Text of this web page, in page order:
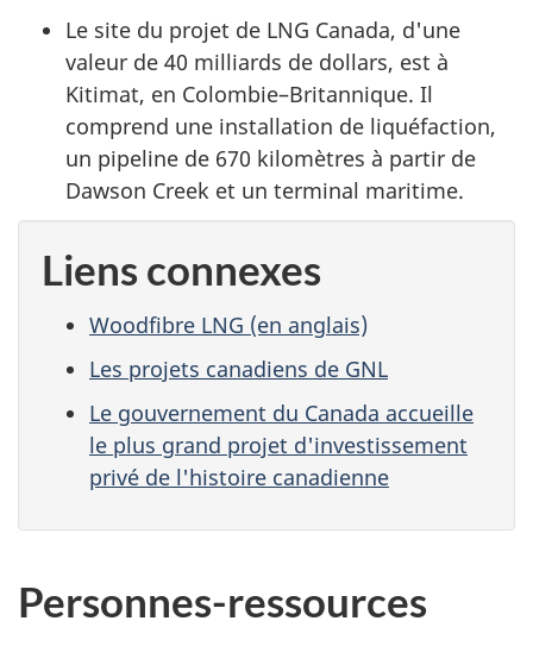
Le site du projet de LNG Canada, d'une
valeur de 40 milliards de dollars, est à
Kitimat, en Colombie–Britannique. Il
comprend une installation de liquéfaction,
un pipeline de 670 kilomètres à partir de
Dawson Creek et un terminal maritime.
Liens connexes
Woodfibre LNG (en anglais)
Les projets canadiens de GNL
Le gouvernement du Canada accueille
le plus grand projet d'investissement
privé de l'histoire canadienne
Personnes-ressources